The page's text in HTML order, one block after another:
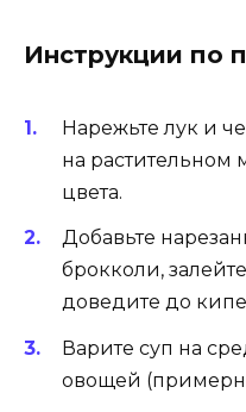
Инструкции по
Нарежьте лук и
на растительном
цвета.
Добавьте
брокколи,
доведите до
Варите суп на
овощей